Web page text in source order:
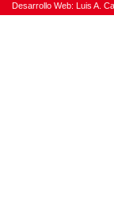
Desarrollo Web: Luis